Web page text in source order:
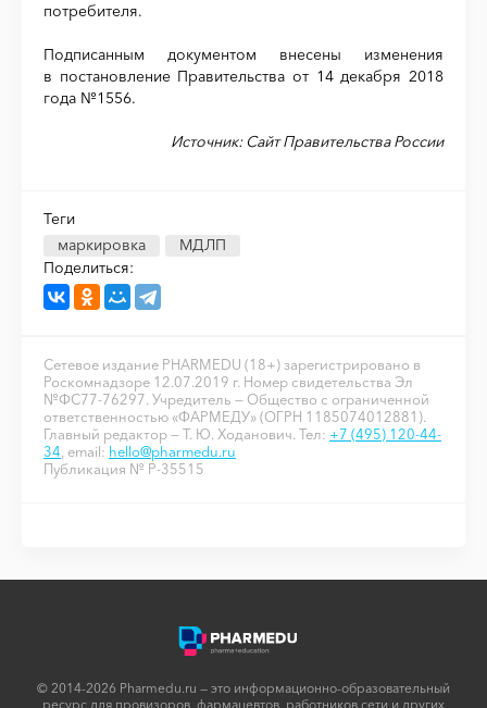
потребителя.
Подписанным документом внесены изменения
в постановление Правительства от 14 декабря 2018
года №1556.
Источник: Сайт Правительства России
Теги
маркировка
МДЛП
Поделиться:
Сетевое издание PHARMEDU (18+) зарегистрировано в
Роскомнадзоре 12.07.2019 г. Номер свидетельства Эл
№ФС77-76297. Учредитель — Общество с ограниченной
ответственностью «ФАРМЕДУ» (ОГРН 1185074012881).
Главный редактор — Т. Ю. Ходанович. Тел: +7 (495) 120-44-
34 , email: hello@pharmedu.ru
Публикация № P-35515
© 2014-2026 Pharmedu.ru — это информационно-образовательный
ресурс для провизоров, фармацевтов, работников сети и других